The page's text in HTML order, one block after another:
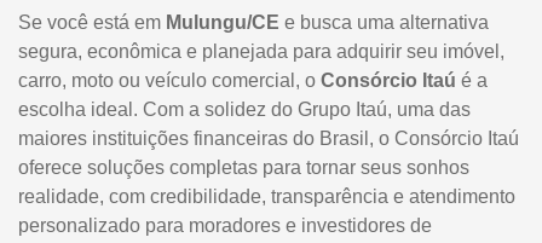
Se você está em Mulungu/CE e busca uma alternativa
segura, econômica e planejada para adquirir seu imóvel,
carro, moto ou veículo comercial, o Consórcio Itaú é a
escolha ideal. Com a solidez do Grupo Itaú, uma das
maiores instituições financeiras do Brasil, o Consórcio Itaú
oferece soluções completas para tornar seus sonhos
realidade, com credibilidade, transparência e atendimento
personalizado para moradores e investidores de